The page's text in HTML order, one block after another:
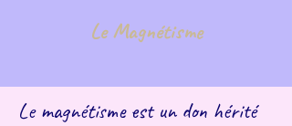
Le Magnétisme
Le magnétisme est un don hérité